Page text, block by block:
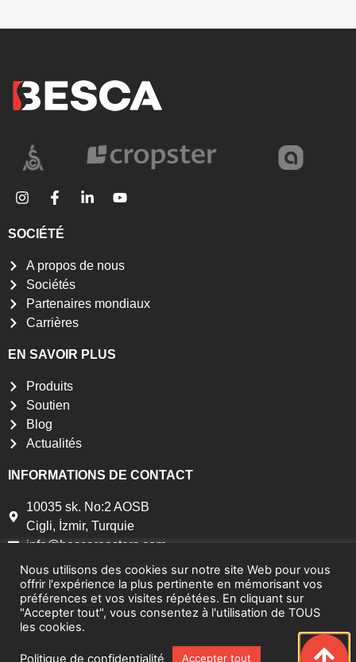
SOCIÉTÉ
A propos de nous
Sociétés
Partenaires mondiaux
Carrières
EN SAVOIR PLUS
Produits
Soutien
Blog
Actualités
INFORMATIONS DE CONTACT
10035 sk. No:2 AOSB
Cigli, İzmir, Turquie
info@bescaroasters.com
+90 232 486 98 36
+90 533 204 89 79
Vie privéeConditions générales d'utilisation
Nous utilisons des cookies sur notre site Web pour vous
offrir l'expérience la plus pertinente en mémorisant vos
préférences et vos visites répétées. En cliquant sur
"Accepter tout", vous consentez à l'utilisation de TOUS
les cookies.
Politique de confidentialité Accepter tout